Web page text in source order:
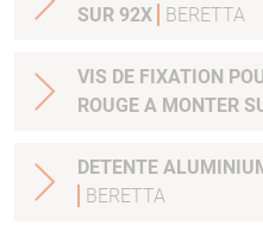
SUR 92X
BERETTA
VIS DE FIXATION
ROUGE A MONTER
DETENTE
BERETTA